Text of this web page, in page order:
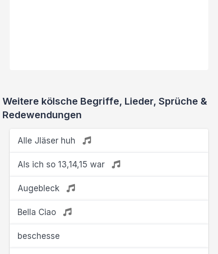
Weitere kölsche Begriffe, Lieder, Sprüche &
Redewendungen
Alle Jläser huh
Als ich so 13,14,15 war
Augebleck
Bella Ciao
beschesse